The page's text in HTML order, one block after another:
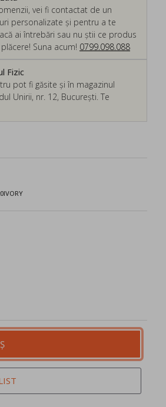
vei fi contactat de un
personalizate și pentru a te
ai întrebări sau nu știi ce produs
Suna acum! 0799.098.088
Fizic
pot fi găsite și în magazinul
Unirii, nr. 12, București. Te